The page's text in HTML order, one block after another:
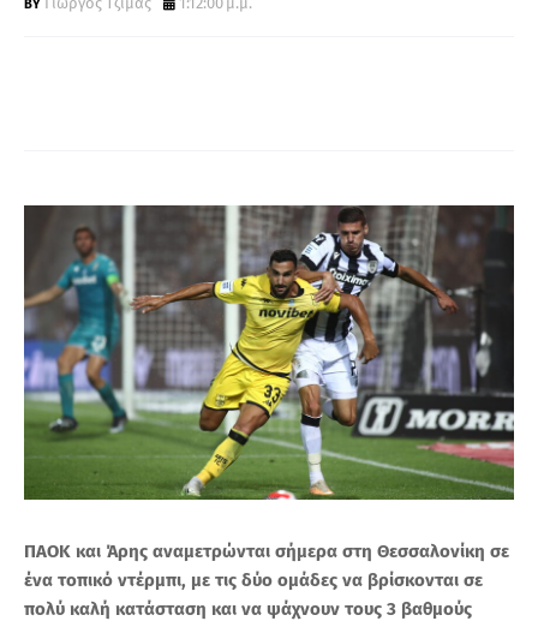
ΠΑΟΚ και Άρης αναμετρώνται σήμερα στη Θεσσαλονίκη σε
ένα τοπικό ντέρμπι, με τις δύο ομάδες να βρίσκονται σε
πολύ καλή κατάσταση και να ψάχνουν τους 3 βαθμούς